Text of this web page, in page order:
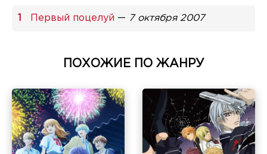
Первый поцелуй — 7 октября 2007
ПОХОЖИЕ ПО ЖАНРУ